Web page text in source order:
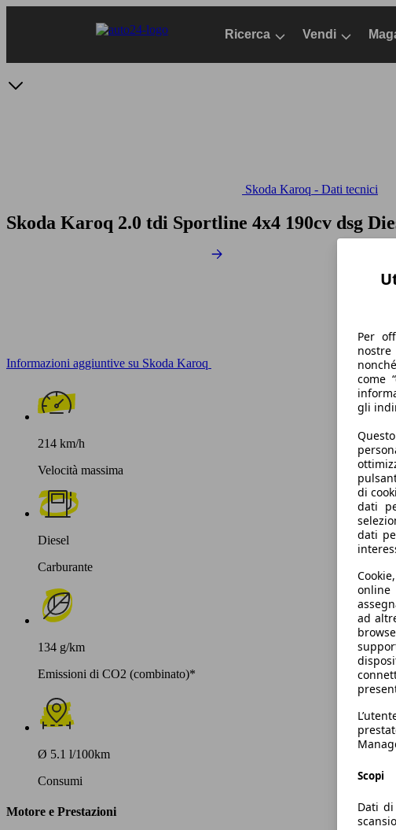
Ricerca Vendi
Skoda Karoq - Dati tecnici
Skoda Karoq 2.0 tdi Sportline 4x4 190cv dsg
Informazioni aggiuntive su Skoda Karoq
214 km/h
Velocità massima
Diesel
Carburante
134 g/km
Emissioni di CO2 (combinato)*
Ø 5.1 l/100km
Consumi
Motore e Prestazioni
Per
come
gli
di
dati
dati
online
ad
Scopi
Dati